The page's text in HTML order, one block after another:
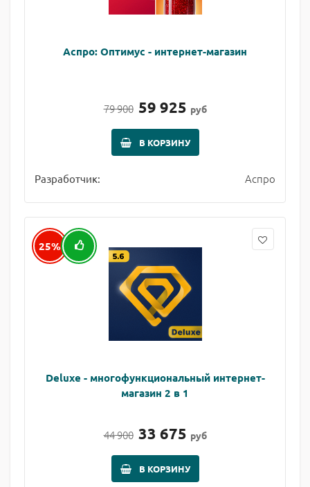
Аспро: Оптимус - интернет-магазин
79 900 59 925 руб
В КОРЗИНУ
Разработчик: Аспро
25%
Deluxe - многофункциональный интернет-
магазин 2 в 1
44 900 33 675 руб
В КОРЗИНУ